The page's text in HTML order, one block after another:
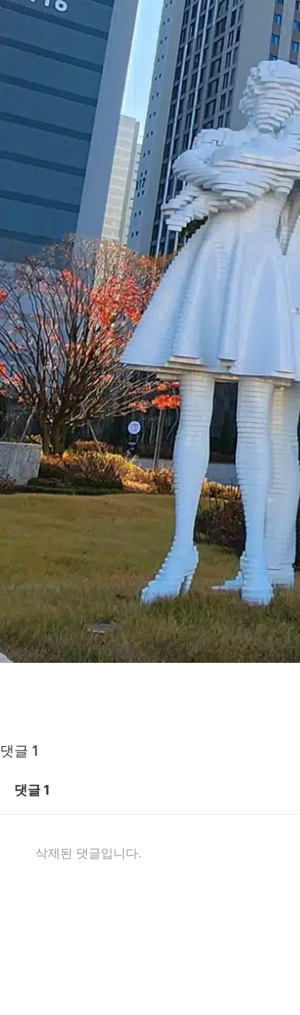
댓글 1
댓글1
삭제된 댓글입니다.